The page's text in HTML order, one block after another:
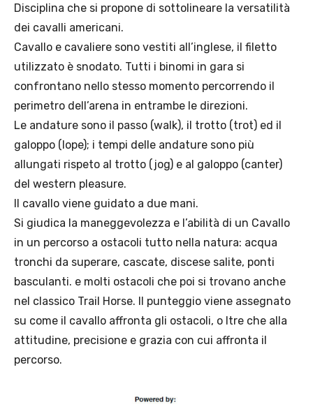
Disciplina che si propone di sottolineare la versatilità
dei cavalli americani.
Cavallo e cavaliere sono vestiti all’inglese, il filetto
utilizzato è snodato. Tutti i binomi in gara si
confrontano nello stesso momento percorrendo il
perimetro dell’arena in entrambe le direzioni.
Le andature sono il passo (walk), il trotto (trot) ed il
galoppo (lope); i tempi delle andature sono più
allungati rispeto al trotto (jog) e al galoppo (canter)
del western pleasure.
Il cavallo viene guidato a due mani.
Si giudica la maneggevolezza e l’abilità di un Cavallo
in un percorso a ostacoli tutto nella natura: acqua
tronchi da superare, cascate, discese salite, ponti
basculanti. e molti ostacoli che poi si trovano anche
nel classico Trail Horse. Il punteggio viene assegnato
su come il cavallo affronta gli ostacoli, o ltre che alla
attitudine, precisione e grazia con cui affronta il
percorso.